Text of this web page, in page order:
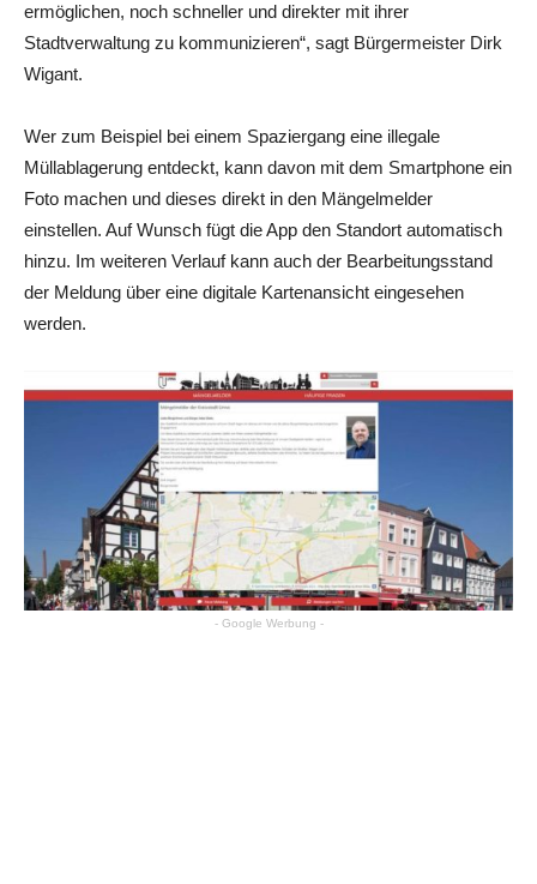
ermöglichen, noch schneller und direkter mit ihrer
Stadtverwaltung zu kommunizieren“, sagt Bürgermeister Dirk
Wigant.
Wer zum Beispiel bei einem Spaziergang eine illegale
Müllablagerung entdeckt, kann davon mit dem Smartphone ein
Foto machen und dieses direkt in den Mängelmelder
einstellen. Auf Wunsch fügt die App den Standort automatisch
hinzu. Im weiteren Verlauf kann auch der Bearbeitungsstand
der Meldung über eine digitale Kartenansicht eingesehen
werden.
- Google Werbung -